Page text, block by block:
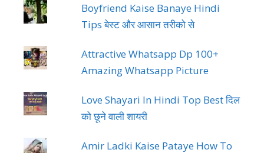
Boyfriend Kaise Banaye Hindi
Tips बेस्ट और आसान तरीको से
Attractive Whatsapp Dp 100+
Amazing Whatsapp Picture
Love Shayari In Hindi Top Best दिल
को छूने वाली शायरी
Amir Ladki Kaise Pataye How To